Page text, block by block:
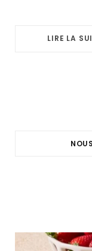
LIRE LA